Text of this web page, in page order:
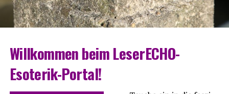
Will­kom­men beim LeserECHO-
Esoterik-Portal!